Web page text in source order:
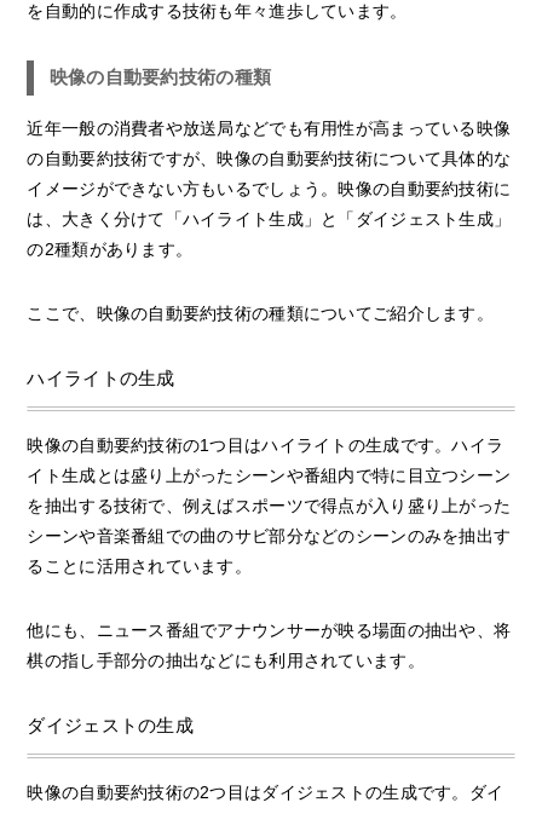
を自動的に作成する技術も年々進歩しています。
映像の自動要約技術の種類
近年一般の消費者や放送局などでも有用性が高まっている映像
の自動要約技術ですが、映像の自動要約技術について具体的な
イメージができない方もいるでしょう。映像の自動要約技術に
は、大きく分けて「ハイライト生成」と「ダイジェスト生成」
の2種類があります。
ここで、映像の自動要約技術の種類についてご紹介します。
ハイライトの生成
映像の自動要約技術の1つ目はハイライトの生成です。ハイラ
イト生成とは盛り上がったシーンや番組内で特に目立つシーン
を抽出する技術で、例えばスポーツで得点が入り盛り上がった
シーンや音楽番組での曲のサビ部分などのシーンのみを抽出す
ることに活用されています。
他にも、ニュース番組でアナウンサーが映る場面の抽出や、将
棋の指し手部分の抽出などにも利用されています。
ダイジェストの生成
映像の自動要約技術の2つ目はダイジェストの生成です。ダイ